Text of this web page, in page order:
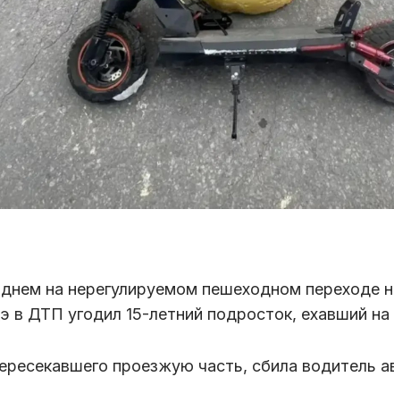
на нерегулируемом пешеходном переходе
в ДТП угодил 15-летний подросток, ехавший на
проезжую часть, сбила водитель